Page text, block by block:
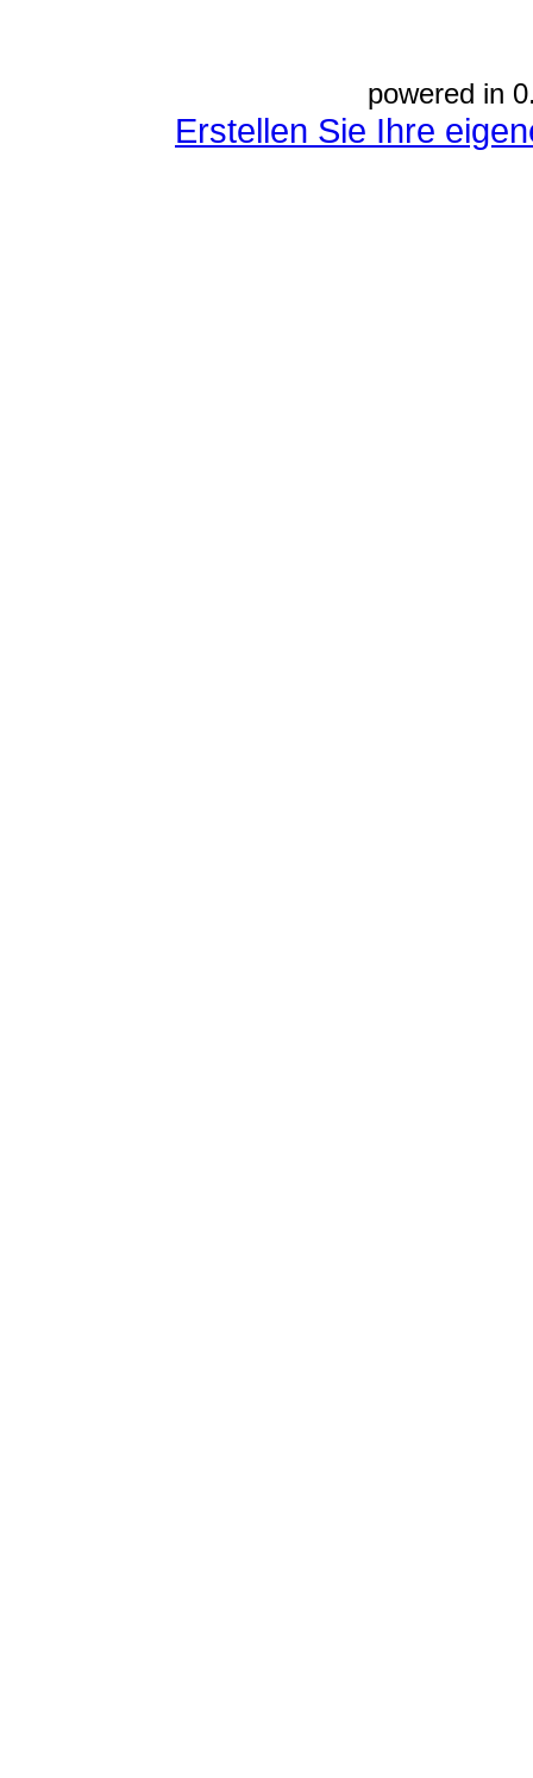
powered in
Erstellen Sie Ihre